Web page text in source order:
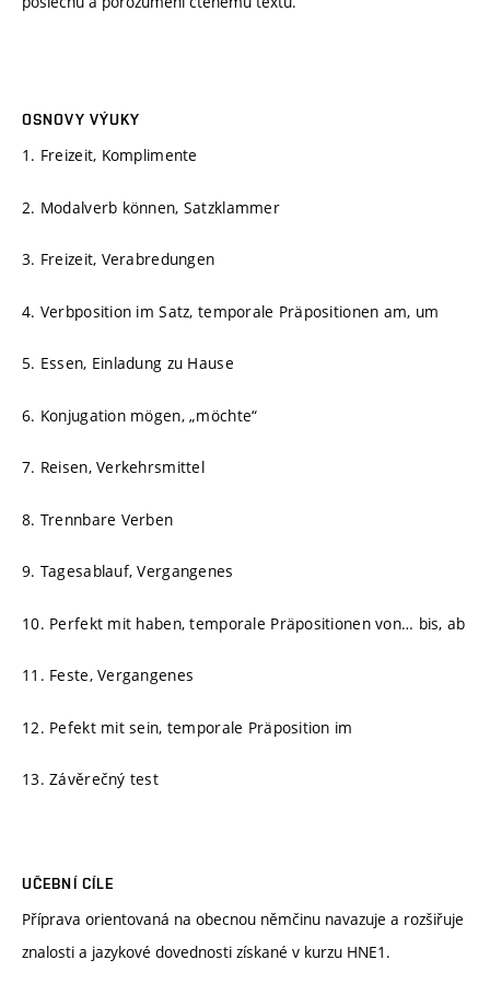
OSNOVY VÝUKY
1. Freizeit, Komplimente
2. Modalverb können, Satzklammer
3. Freizeit, Verabredungen
4. Verbposition im Satz, temporale Präpositionen am, um
5. Essen, Einladung zu Hause
6. Konjugation mögen, „möchte“
7. Reisen, Verkehrsmittel
8. Trennbare Verben
9. Tagesablauf, Vergangenes
10. Perfekt mit haben, temporale Präpositionen von… bis, ab
11. Feste, Vergangenes
12. Pefekt mit sein, temporale Präposition im
13. Závěrečný test
UČEBNÍ CÍLE
Příprava orientovaná na obecnou němčinu navazuje a rozšiřuje
znalosti a jazykové dovednosti získané v kurzu HNE1.